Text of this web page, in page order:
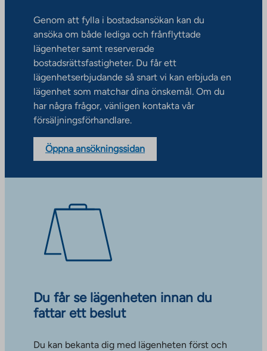
Genom att fylla i bostadsansökan kan du
ansöka om både lediga och frånflyttade
lägenheter samt reserverade
bostadsrättsfastigheter. Du får ett
lägenhetserbjudande så snart vi kan erbjuda en
lägenhet som matchar dina önskemål. Om du
har några frågor, vänligen kontakta vår
försäljningsförhandlare.
Öppna ansökningssidan
Du får se lägenheten innan du
fattar ett beslut
Du kan bekanta dig med lägenheten först och